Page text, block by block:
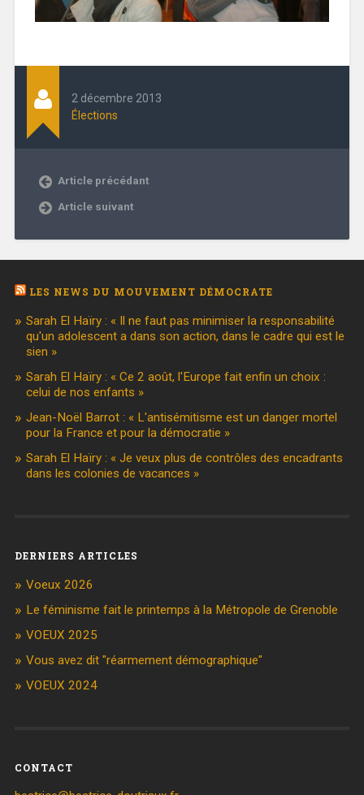
2 décembre 2013
Élections
Article précédant
Article suivant
LES NEWS DU MOUVEMENT DÉMOCRATE
Sarah El Haïry : « Il ne faut pas minimiser la responsabilité
qu'un adolescent a dans son action, dans le cadre qui est le
sien »
Sarah El Haïry : « Ce 2 août, l'Europe fait enfin un choix :
celui de nos enfants »
Jean-Noël Barrot : « L'antisémitisme est un danger mortel
pour la France et pour la démocratie »
Sarah El Haïry : « Je veux plus de contrôles des encadrants
dans les colonies de vacances »
DERNIERS ARTICLES
Voeux 2026
Le féminisme fait le printemps à la Métropole de Grenoble
VOEUX 2025
Vous avez dit "réarmement démographique"
VOEUX 2024
CONTACT